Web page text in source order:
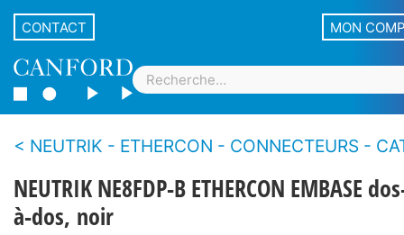
CONTACT MON
NEUTRIK - ETHERCON - CONNECTEURS - CAT5E - Embases pour
NEUTRIK NE8FDP-B ETHERCON EMBASE
à-dos, noir